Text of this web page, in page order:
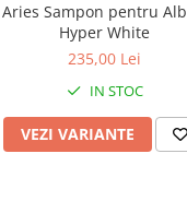
Aries Sampon pentru
Hyper White
235,00 Lei
IN STOC
VEZI VARIANTE